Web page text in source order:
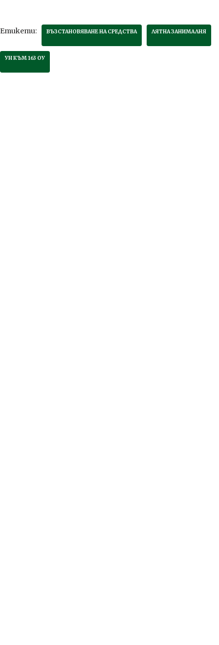
Етикети: ВЪЗСТАНОВЯВАНЕ НА СРЕДСТВА ЛЯТНА ЗАНИМАЛНЯ
УН КЪМ 163 ОУ